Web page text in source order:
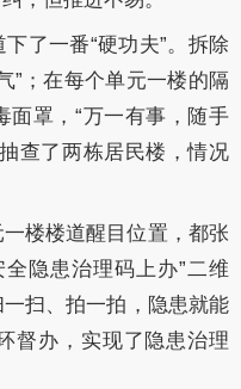
了一番“硬功夫”。拆除
”；在每个单元一楼的隔
面罩，“万一有事，随手
查了两栋居民楼，情况
楼楼道醒目位置，都张
隐患治理码上办”二维
扫、拍一拍，隐患就能
督办，实现了隐患治理